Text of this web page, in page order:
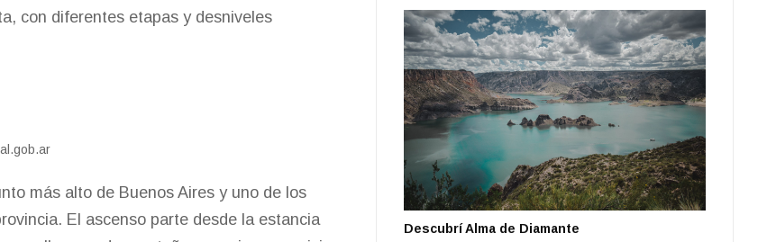
con diferentes etapas y desniveles
más alto de Buenos Aires y uno de los
El ascenso parte desde la estancia
Descubrí Alma de Diamante